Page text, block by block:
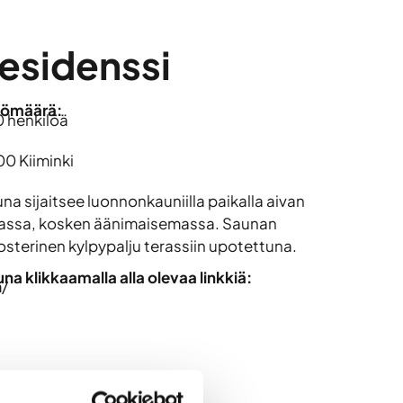
henkilöä
Kiiminki
sijaitsee luonnonkauniilla paikalla aivan
kosken äänimaisemassa. Saunan
kylpypalju terassiin upotettuna.
klikkaamalla alla olevaa linkkiä: